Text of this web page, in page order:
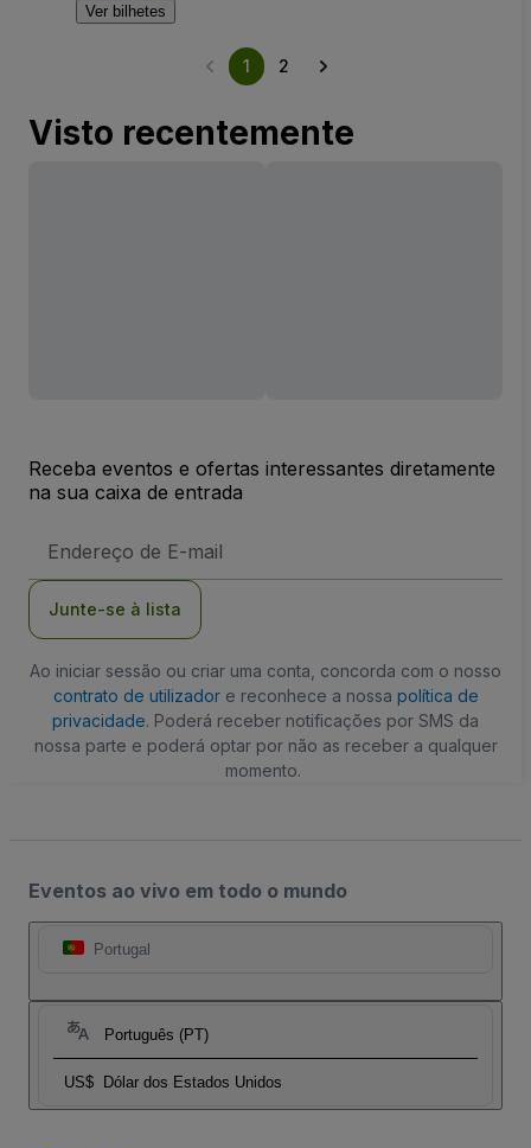
Ver bilhetes
1 2
Visto recentemente
Receba eventos e ofertas interessantes diretamente
na sua caixa de entrada
de
Junte-se à lista
Ao iniciar sessão ou criar uma conta, concorda com o nosso
contrato de utilizadore reconhece a nossa política de
privacidade. Poderá receber notificações por SMS da
nossa parte e poderá optar por não as receber a qualquer
momento.
Eventos ao vivo em todo o mundo
Portugal
Português (PT)
US$ Dólar dos Estados Unidos